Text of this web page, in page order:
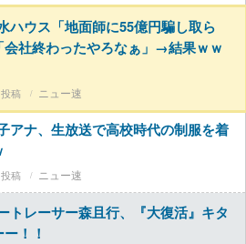
ハウス「地面師に55億円騙し取ら
社終わったやろなぁ」→結果ｗｗ
ニュー速
アナ、生放送で高校時代の制服を着
ニュー速
トレーサー森且行、『大復活』キタ
！！